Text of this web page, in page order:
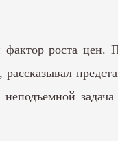
роста
рассказывал